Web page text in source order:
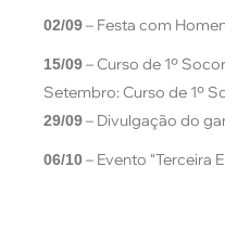
02/09– Festa com
15/09– Curso de 1º
Setembro: Curso de 1º
29/09– Divulgação do
06/10– Evento “Terceira